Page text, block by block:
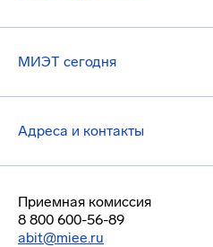
МИЭТ сегодня
Адреса и контакты
Приемная комиссия
8 800 600-56-89
abit@miee.ru